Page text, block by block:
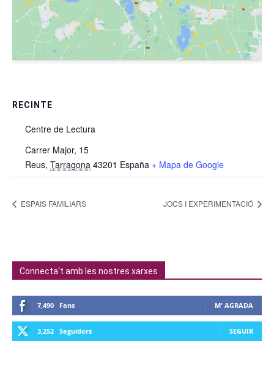
RECINTE
Centre de Lectura
Carrer Major, 15
Reus, Tarragona 43201 España + Mapa de Google
ESPAIS FAMILIARS JOCS I EXPERIMENTACIÓ
Connecta't amb les nostres xarxes
7,490 Fans M' AGRADA
3,252 Seguidors SEGUIR